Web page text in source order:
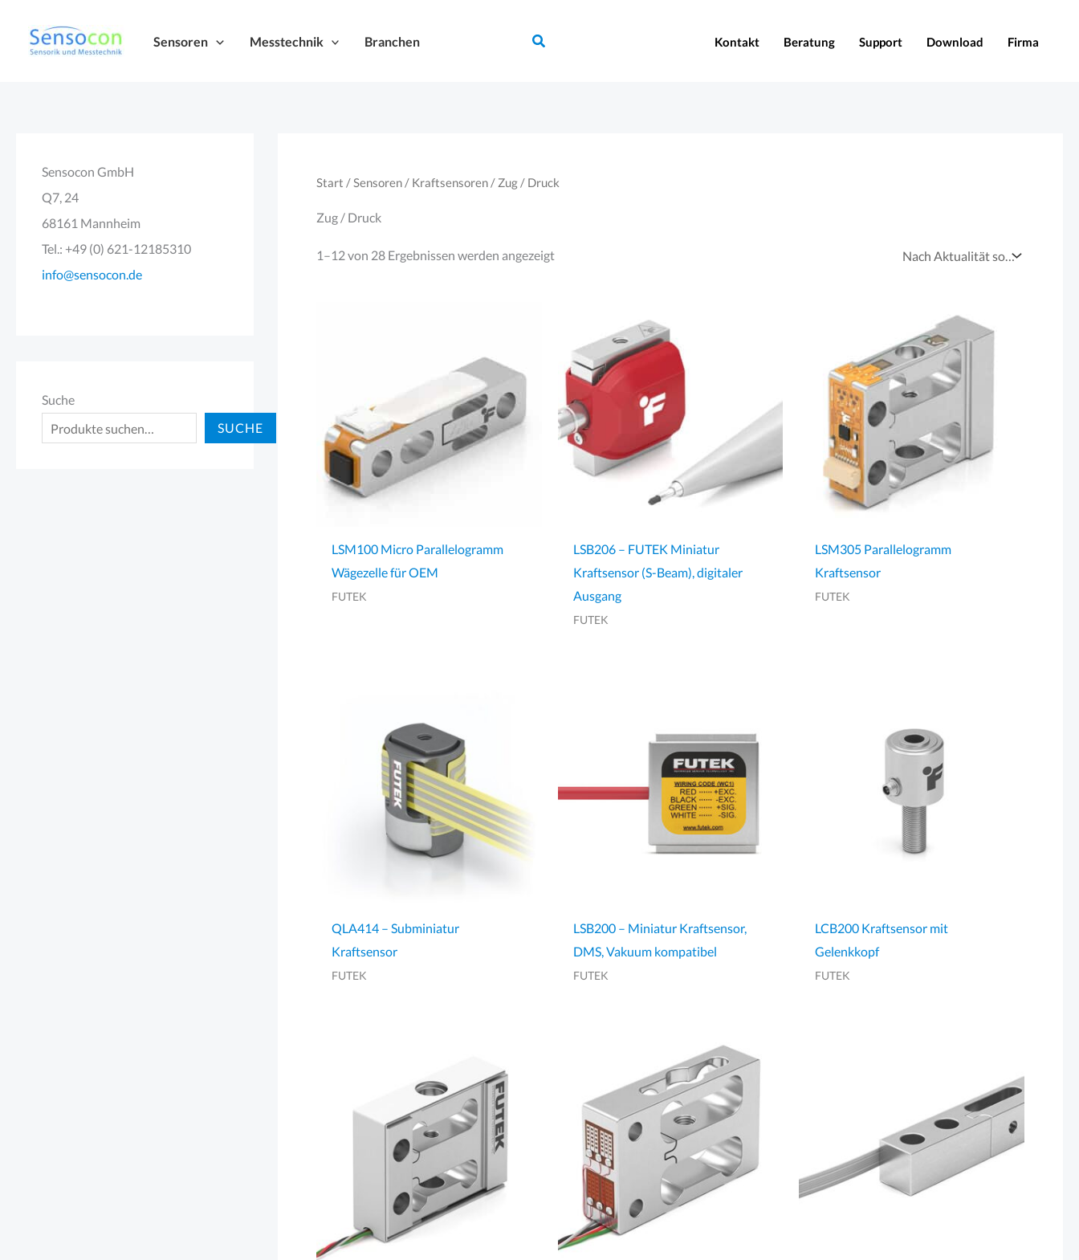
Inhalt
springen
Sensoren Messtechnik Branchen Suchen Kontakt Beratung Support Download Firma
Sensocon GmbH
Q7, 24
68161 Mannheim
Tel.: +49 (0) 621-12185310
info@sensocon.de
Suche
SUCHE
Start /Sensoren/ Kraftsensoren/ Zug / Druck
Zug / Druck
1–12 von 28 Ergebnissen werden angezeigtNach
LSM100 Micro Parallelogramm
Wägezelle für OEM
FUTEK
LSB206 – FUTEK Miniatur
Kraftsensor (S-Beam), digitaler
Ausgang
FUTEK
LSM305 Parallelogramm
Kraftsensor
FUTEK
QLA414 – Subminiatur
Kraftsensor
FUTEK
LSB200 – Miniatur Kraftsensor,
DMS, Vakuum kompatibel
FUTEK
LCB200 Kraftsensor mit
Gelenkkopf
FUTEK